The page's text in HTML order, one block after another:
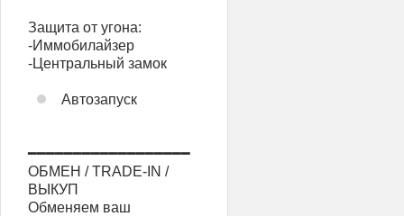
Защита от угона:
-Иммобилайзер
-Центральный замок
Автозапуск
━━━━━━━━━━━━━━━━━━
ОБМЕН / TRADE-IN /
ВЫКУП
Обменяем ваш